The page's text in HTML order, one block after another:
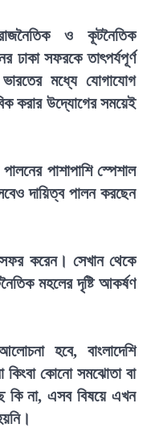
ও কূটনৈতিক
ঢাকা সফরকে তাৎপর্যপূর্ণ
মধ্যে যোগাযোগ
করার উদ্যোগের সময়েই
পাশাপাশি স্পেশাল
দায়িত্ব পালন করছেন
করেন। সেখান থেকে
মহলের দৃষ্টি আকর্ষণ
হবে, বাংলাদেশি
কিংবা কোনো সমঝোতা বা
কি না, এসব বিষয়ে এখন